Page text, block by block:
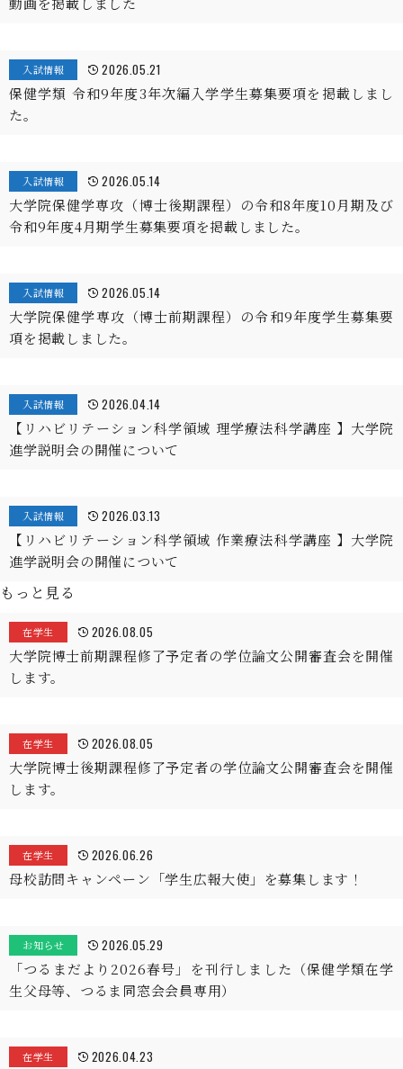
入試情報 2026.05.21
保健学類 令和9年度3年次編入学学生募集要項を掲載しまし
た。
入試情報 2026.05.14
大学院保健学専攻（博士後期課程）の令和8年度10月期及び
令和9年度4月期学生募集要項を掲載しました。
入試情報 2026.05.14
大学院保健学専攻（博士前期課程）の令和9年度学生募集要
項を掲載しました。
入試情報 2026.04.14
【リハビリテーション科学領域 理学療法科学講座 】大学院
進学説明会の開催について
入試情報 2026.03.13
【リハビリテーション科学領域 作業療法科学講座 】大学院
進学説明会の開催について
もっと見る
在学生 2026.08.05
大学院博士前期課程修了予定者の学位論文公開審査会を開催
します。
在学生 2026.08.05
大学院博士後期課程修了予定者の学位論文公開審査会を開催
します。
在学生 2026.06.26
母校訪問キャンペーン「学生広報大使」を募集します！
お知らせ 2026.05.29
「つるまだより2026春号」を刊行しました（保健学類在学
生父母等、つるま同窓会会員専用）
在学生 2026.04.23